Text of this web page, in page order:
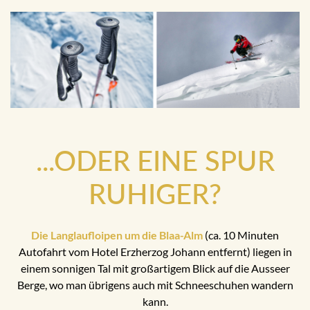
...ODER EINE SPUR
RUHIGER?
Die Langlaufloipen um die Blaa-Alm (ca. 10 Minuten
Autofahrt vom Hotel Erzherzog Johann entfernt) liegen in
einem sonnigen Tal mit großartigem Blick auf die Ausseer
Berge, wo man übrigens auch mit Schneeschuhen wandern
kann.